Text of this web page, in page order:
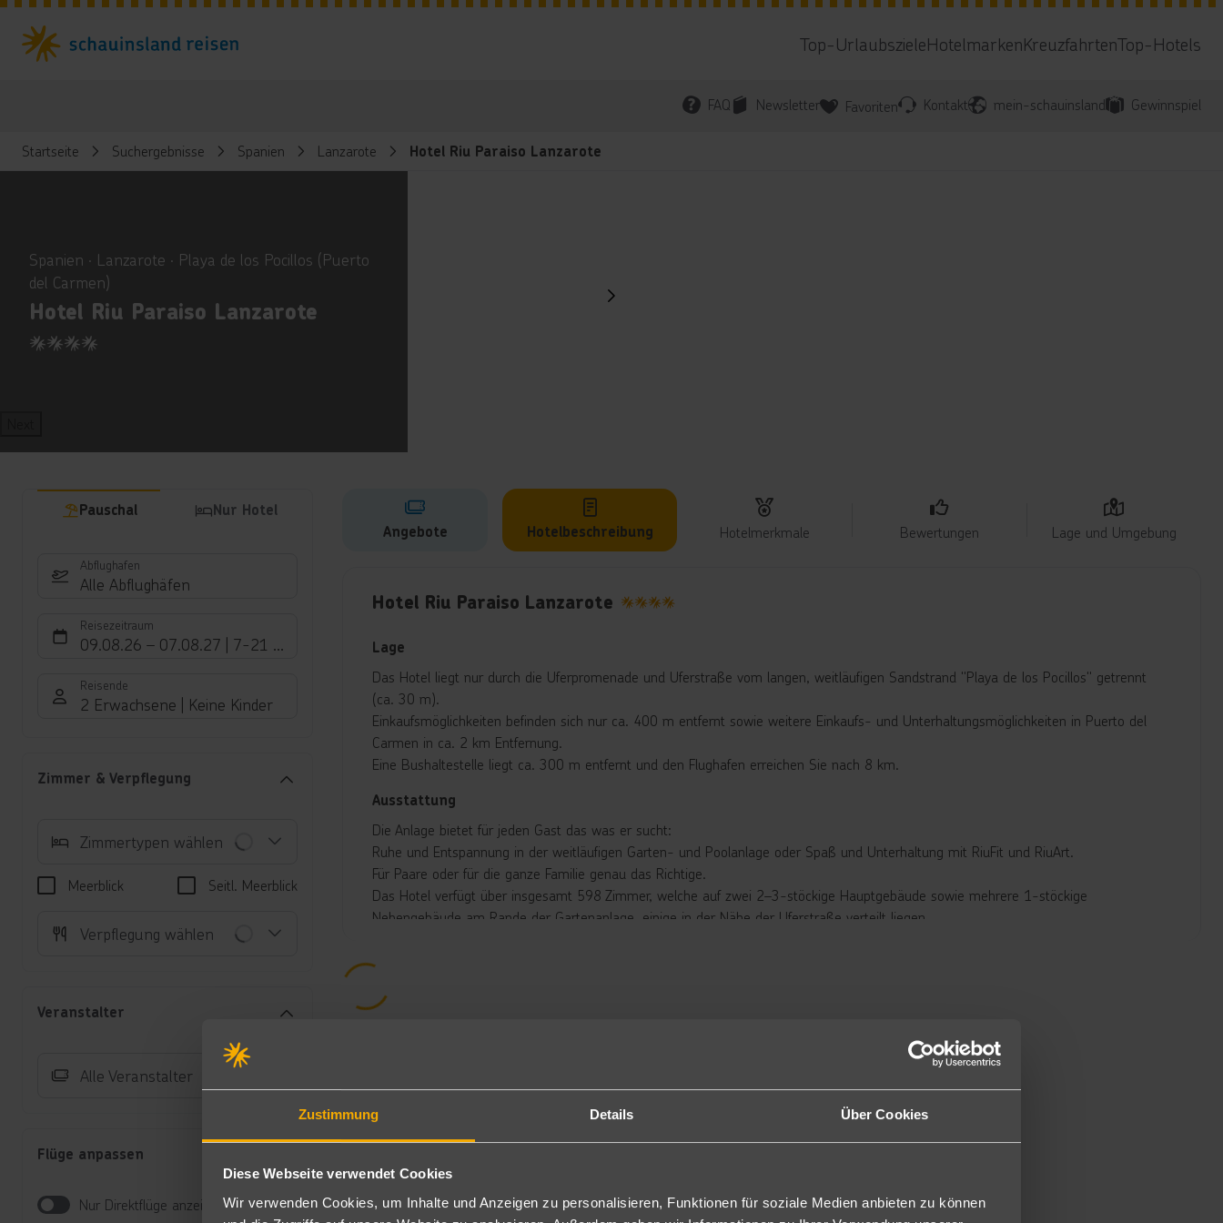
Zustimmung Details Über Cookies
Diese Webseite verwendet Cookies
Wir verwenden Cookies, um Inhalte und Anzeigen zu personalisieren, Funktionen für soziale Medien anbieten zu können
Top-UrlaubszieleHotelmarkenKreuzfahrtenTop-Hotels
FAQ Newsletter Favoriten Kontakt mein-schauinsland Gewinnspiel
Startseite Suchergebnisse Spanien Lanzarote Hotel Riu Paraiso Lanzarote
Spanien ∙ Lanzarote ∙ Playa de los Pocillos (Puerto
del Carmen)
Hotel Riu Paraiso Lanzarote
4
Pauschal Nur Hotel
Abflughafen
Alle Abflughäfen
Reisezeitraum
09.08.26 – 07.08.27 7-21 Nächte
Reisende
2 Erwachsene Keine Kinder
Zimmer & Verpflegung
Zimmertypen wählen
Meerblick Seitl. Meerblick
Verpflegung wählen
Veranstalter
Alle Veranstalter
Flüge anpassen
Nur Direktflüge anzeigen
Angebote Hotelbeschreibung Hotelmerkmale Bewertungen Lage und Umgebung
Hotel Riu Paraiso Lanzarote
Lage
Das Hotel liegt nur durch die Uferpromenade und Uferstraße vom langen, weitläufigen Sandstrand "Playa de los Pocillos" getrennt
(ca. 30 m).
Einkaufsmöglichkeiten befinden sich nur ca. 400 m entfernt sowie weitere Einkaufs- und Unterhaltungsmöglichkeiten in Puerto del
Carmen in ca. 2 km Entfernung.
Eine Bushaltestelle liegt ca. 300 m entfernt und den Flughafen erreichen Sie nach 8 km.
Ausstattung
Die Anlage bietet für jeden Gast das was er sucht:
Ruhe und Entspannung in der weitläufigen Garten- und Poolanlage oder Spaß und Unterhaltung mit RiuFit und RiuArt.
Für Paare oder für die ganze Familie genau das Richtige.
Das Hotel verfügt über insgesamt 598 Zimmer, welche auf zwei 2–3-stöckige Hauptgebäude sowie mehrere 1-stöckige
Nebengebäude am Rande der Gartenanlage, einige in der Nähe der Uferstraße verteilt liegen.
mit Außenterrasse, zwei Themenrestaurants (kanarisch "Yaiza" und asiatisch "Yashima"), mehrere Bars und zwei Grillstationen
Im schön gestalteten Außenbereich befinden sich vier Swimmingpools (zwei davon sind im Winter beheizbar), ein integrierter
Liegen, Sonnenschirme und Badetücher stehen am Pool kostenfrei zur Verfügung. Zudem bietet das Hotel ein "RiuArt Atelier",
Geschäfte (Boutique und Souvenir/Kiosk), eine Diskothek (6x wöchentlich geöffnet), sowie das Gesundheits- und Schönheitszentrum
"Body Love".
Unterbringung
Betten oder über ein 180x200cm großes Bett. Bad mit Dusche/WC, Föhn, Telefon, Wi-Fi (inkl.) Klimaanlage (zentral gesteuert),
überwiegend mit Deckenventilator, kleiner Kühlschrank, Sat.-TV, Safe (inklusive), Gartenblick, teilweise Poolblick.
Balkon oder Terrasse. (D)